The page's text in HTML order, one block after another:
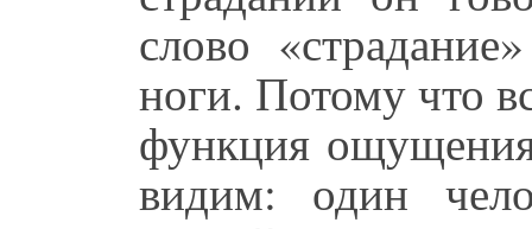
слово
ноги. Потому что
функция
видим: один